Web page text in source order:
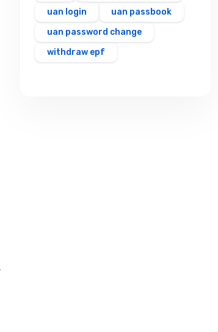
uan login
uan passbook
uan password change
withdraw epf